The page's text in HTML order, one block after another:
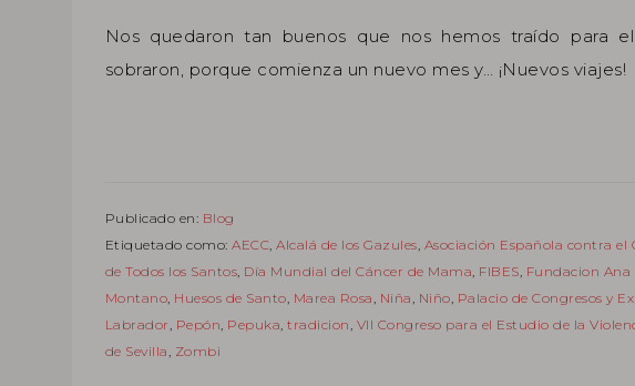
Nos quedaron tan buenos que nos hemos traído para
sobraron, porque comienza un nuevo mes y… ¡Nuevos viajes!
Publicado en: Blog
Etiquetado como: AECC, Alcalá de los Gazules, Asociación Española contra el
de Todos los Santos, Día Mundial del Cáncer de Mama, FIBES, Fundacion Ana
Montano, Huesos de Santo, Marea Rosa, Niña, Niño, Palacio de Congresos y
Labrador, Pepón, Pepuka, tradicion, VII Congreso para el Estudio de la
de Sevilla, Zombi